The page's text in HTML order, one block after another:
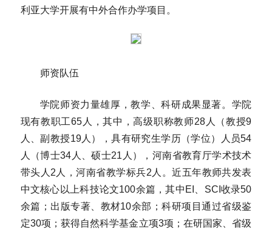
利亚大学开展有中外合作办学项目。
师资队伍
学院师资力量雄厚，教学、科研成果显著。学院
现有教职工65人，其中，高级职称教师28人（教授9
人、副教授19人），具有研究生学历（学位）人员54
人（博士34人、硕士21人），河南省教育厅学术技术
带头人2人，河南省教学标兵2人。近五年教师共发表
中文核心以上科技论文100余篇，其中EI、SCI收录50
余篇；出版专著、教材10余部；科研项目通过省级鉴
定30项；获得自然科学基金立项3项；在研国家、省级